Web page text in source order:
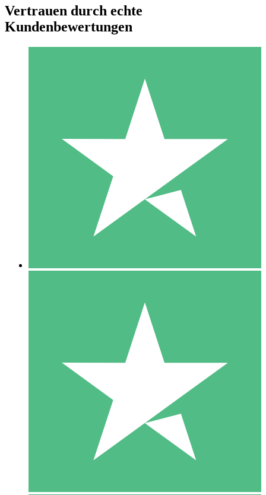
Individuelle Credit-Pakete
Zahlen Sie nach Bedarf mit Download-Credits. Keine
monatliche Verpflichtung erforderlich.
10 00
10 Downloads
20 00
Vertrauen durch echte
Kundenbewertungen